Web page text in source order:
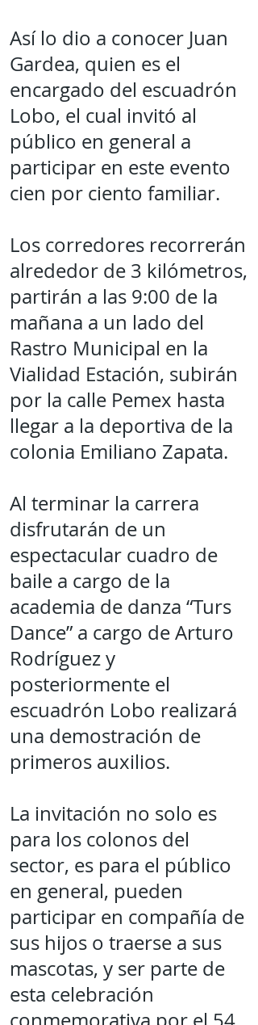
Así lo dio a conocer Juan
Gardea, quien es el
encargado del escuadrón
Lobo, el cual invitó al
público en general a
participar en este evento
cien por ciento familiar.
Los corredores recorrerán
alrededor de 3 kilómetros,
partirán a las 9:00 de la
mañana a un lado del
Rastro Municipal en la
Vialidad Estación, subirán
por la calle Pemex hasta
llegar a la deportiva de la
colonia Emiliano Zapata.
Al terminar la carrera
disfrutarán de un
espectacular cuadro de
baile a cargo de la
academia de danza “Turs
Dance” a cargo de Arturo
Rodríguez y
posteriormente el
escuadrón Lobo realizará
una demostración de
primeros auxilios.
La invitación no solo es
para los colonos del
sector, es para el público
en general, pueden
participar en compañía de
sus hijos o traerse a sus
mascotas, y ser parte de
esta celebración